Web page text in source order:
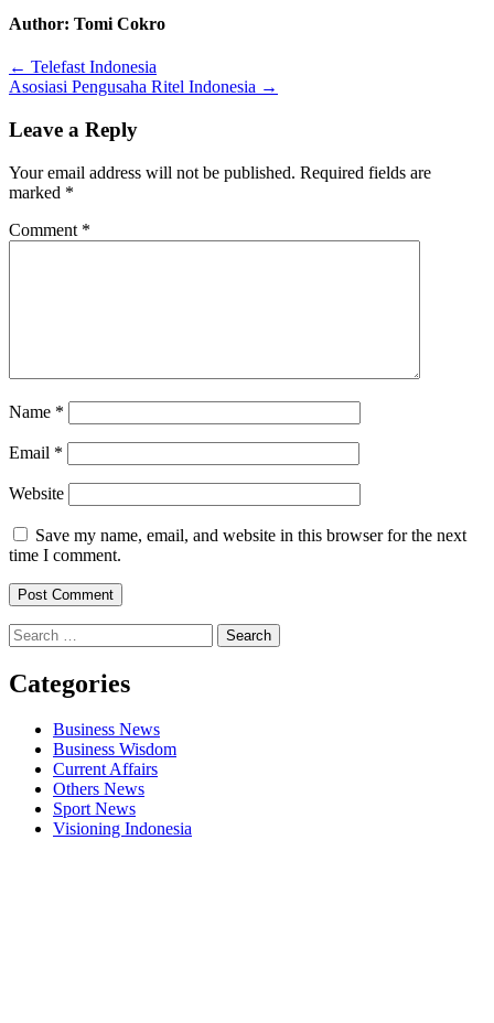
Author: Tomi Cokro
Post
navigation
← Telefast Indonesia
Asosiasi Pengusaha Ritel Indonesia →
Leave a Reply
Your email address will not be published. Required fields are
marked *
Comment *
Name *
Email *
Website
Save my name, email, and website in this browser for the next
time I comment.
Search
for:
Categories
Business News
Business Wisdom
Current Affairs
Others News
Sport News
Visioning Indonesia